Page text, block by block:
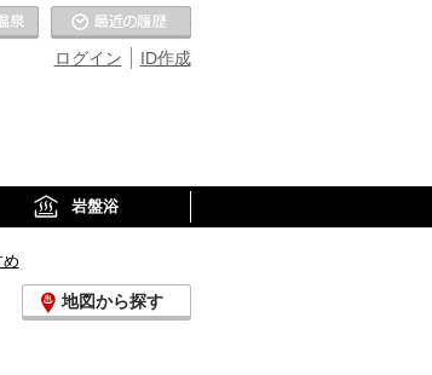
ID作成
ログイン
お気に入りの温泉
岩盤浴
地図から探す